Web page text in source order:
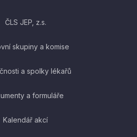
ČLS JEP, z.s.
skupiny a komise
a spolky lékařů
a formuláře
Kalendář akcí